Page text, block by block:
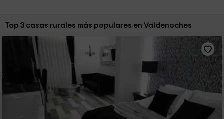
Ordenar por:
Top 3 casas rurales más populares en Valdenoches